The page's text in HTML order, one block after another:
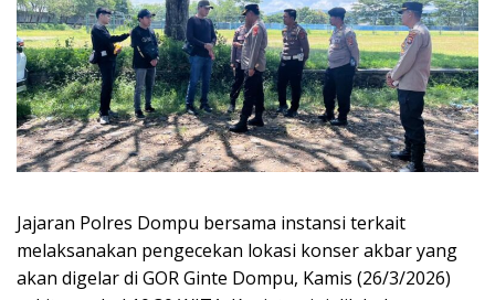
Jajaran Polres Dompu bersama instansi terkait
melaksanakan pengecekan lokasi konser akbar yang
akan digelar di GOR Ginte Dompu, Kamis (26/3/2026)